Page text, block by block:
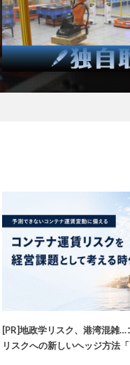
[PR]地政学リスク、港湾混雑…
リスクへの新しいヘッジ方法